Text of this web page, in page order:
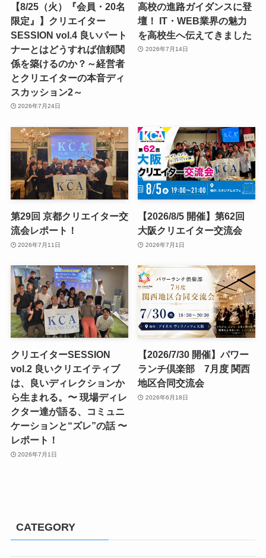
【8/25（火）『会員・20名
限定』】クリエイター
SESSION vol.4 良いパート
ナーとはどうすれば信頼関
係を築けるのか？～経営者
とクリエイターの本音ディ
スカッション2～
2026年7月24日
高校の進路ガイダンスに登
壇！ IT・WEB業界の魅力
を高校生へ伝えてきました
2026年7月14日
第29回 京都クリエイター交
流会レポート！
2026年7月11日
【2026/8/5 開催】第62回
大阪クリエイター交流会
2026年7月1日
クリエイターSESSION
vol.2 良いクリエイティブ
は、良いディレクションか
ら生まれる。〜 現場ディレ
クター達が語る、コミュニ
ケーションと“ズレ”の話 〜
レポート！
2026年7月1日
【2026/7/30 開催】パワー
ランチ倶楽部 7月度 関西
地区合同交流会
2026年6月18日
CATEGORY